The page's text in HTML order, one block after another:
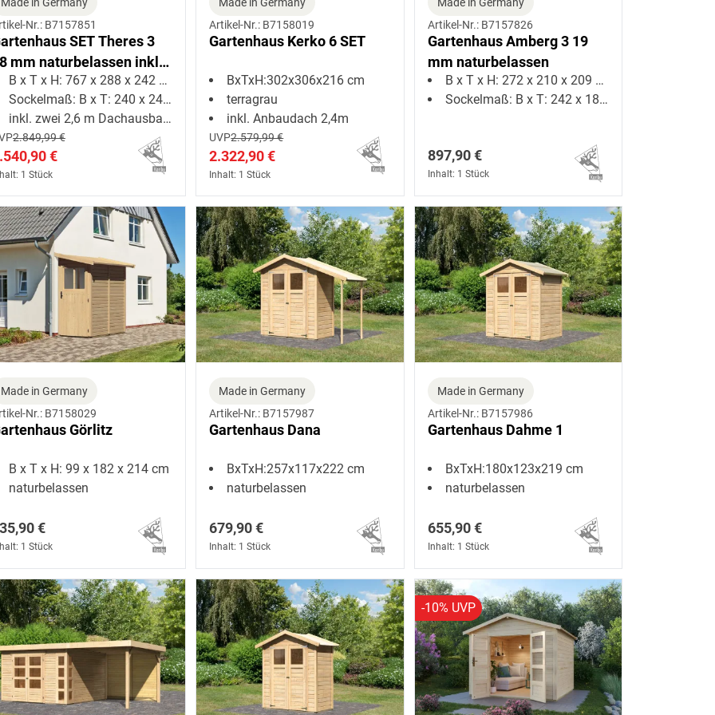
Made in Germany
Nr.: B7157851
SET Theres 3
mm naturbelassen inkl.
2,6 m
B x T x H: 767 x 288 x 242 cm
Sockelmaß: B x T: 240 x 240 cm
inkl. zwei 2,6 m Dachausbauelemente
2.849,99 €
€
1 Stück
Made in Germany
Artikel-Nr.: B7158019
Gartenhaus Kerko 6 SET
BxTxH:302x306x216 cm
terragrau
inkl. Anbaudach 2,4m
UVP2.579,99 €
2.322,90 €
Inhalt: 1 Stück
Made in Germany
Artikel-Nr.: B7157826
Gartenhaus Amberg 3 19
mm naturbelassen
B x T x H: 272 x 210 x 209 cm
Sockelmaß: B x T: 242 x 182 cm
897,90 €
Inhalt: 1 Stück
Made in Germany
Nr.: B7158029
Görlitz
B x T x H: 99 x 182 x 214 cm
naturbelassen
€
1 Stück
Made in Germany
Artikel-Nr.: B7157987
Gartenhaus Dana
BxTxH:257x117x222 cm
naturbelassen
679,90 €
Inhalt: 1 Stück
Made in Germany
Artikel-Nr.: B7157986
Gartenhaus Dahme 1
BxTxH:180x123x219 cm
naturbelassen
655,90 €
Inhalt: 1 Stück
-10% UVP